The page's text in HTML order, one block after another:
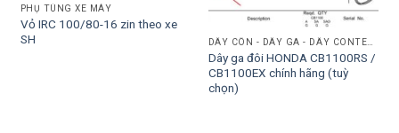
PHỤ TÙNG XE MÁY
Vỏ IRC 100/80-16 zin theo xe
SH
Dây ga đôi HONDA CB1100RS /
CB1100EX chính hãng (tuỳ
chọn)